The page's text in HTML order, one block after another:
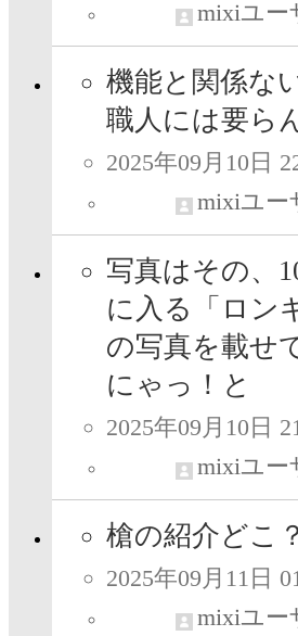
mixiユー
機能と関係な
職人には要ら
2025年09月10日
mixiユー
写真はその、
に入る「ロン
の写真を載せ
にゃっ！と
2025年09月10日
mixiユー
槍の紹介どこ？
2025年09月11日
mixiユー